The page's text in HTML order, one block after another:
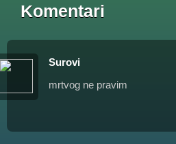
Komentari
Surovi
mrtvog ne pravim